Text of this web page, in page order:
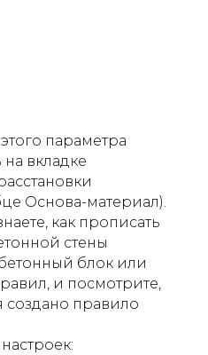
параметра
вкладке
Основа-материал).
как прописать
стены
блок или
и посмотрите,
создано правило